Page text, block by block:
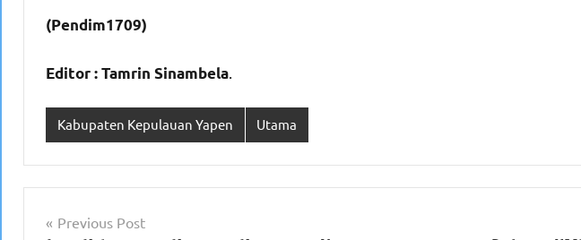
(Pendim1709)
Editor : Tamrin Sinambela
Kabupaten Kepulauan Yapen Utama
Navigasi
Previous Post